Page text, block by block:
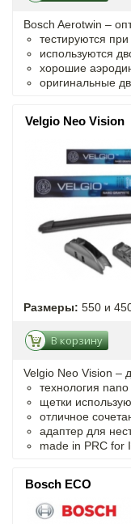
Bosch Aerotwin –
тестируются
используются
хорошие
оригинальные
Velgio Neo Vision
Размеры: 550 и
В корзину
Velgio Neo Vision –
технология
щетки
отличное
адаптер для
made in PRC for
Bosch ECO